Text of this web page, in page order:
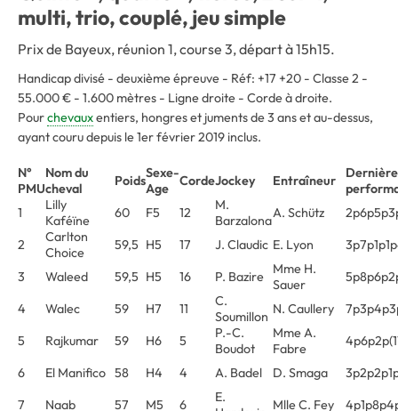
multi, trio, couplé, jeu simple
Prix de Bayeux, réunion 1, course 3, départ à 15h15.
Handicap divisé - deuxième épreuve - Réf: +17 +20 - Classe 2 -
55.000 € - 1.600 mètres - Ligne droite - Corde à droite.
Pourchevauxentiers, hongres et juments de 3 ans et au-dessus,
ayant couru depuis le 1er février 2019 inclus.
N°
PMU
Nom du
cheval
PoidsSexe-
Age
CordeJockey Entraîneur
1
Lilly
Kaféïne
60 F5 12
M.
BarzalonaA. Schütz
2
Carlton
Choice
59,5 H5 17 J. Claudic E. Lyon
3
Waleed 59,5 H5 16 P. Bazire
Mme H.
Sauer
4
Walec 59 H7 11
C.
Soumillon N. Caullery
5
Rajkumar 59 H6 5
P.-C.
Boudot
Mme A.
Fabre
6
El Manifico 58 H4 4 A. Badel D. Smaga
7
Naab 57 M5 6
E.
Mlle C. Fey